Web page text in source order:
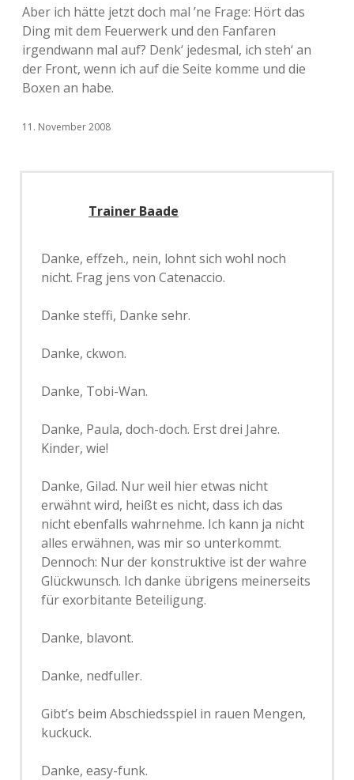
Aber ich hätte jetzt doch mal ’ne Frage: Hört das
Ding mit dem Feuerwerk und den Fanfaren
irgendwann mal auf? Denk‘ jedesmal, ich steh‘ an
der Front, wenn ich auf die Seite komme und die
Boxen an habe.
11. November 2008
Trainer Baade
Danke, effzeh., nein, lohnt sich wohl noch
nicht. Frag jens von Catenaccio.
Danke steffi, Danke sehr.
Danke, ckwon.
Danke, Tobi-Wan.
Danke, Paula, doch-doch. Erst drei Jahre.
Kinder, wie!
Danke, Gilad. Nur weil hier etwas nicht
erwähnt wird, heißt es nicht, dass ich das
nicht ebenfalls wahrnehme. Ich kann ja nicht
alles erwähnen, was mir so unterkommt.
Dennoch: Nur der konstruktive ist der wahre
Glückwunsch. Ich danke übrigens meinerseits
für exorbitante Beteiligung.
Danke, blavont.
Danke, nedfuller.
Gibt’s beim Abschiedsspiel in rauen Mengen,
kuckuck.
Danke, easy-funk.